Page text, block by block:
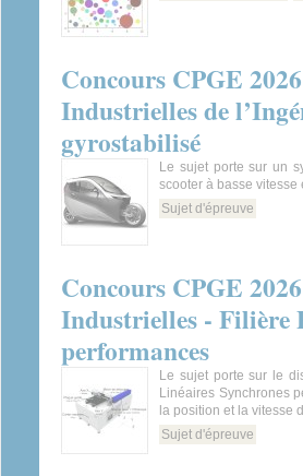
Concours CPGE
Industrielles de
gyrostabilisé
Le sujet porte sur un
scooter à basse
Sujet d'épreuve
Concours CPGE
Industrielles - Filière
performances
Le sujet porte sur le
Linéaires Synchrones
la position et la vitesse
Sujet d'épreuve